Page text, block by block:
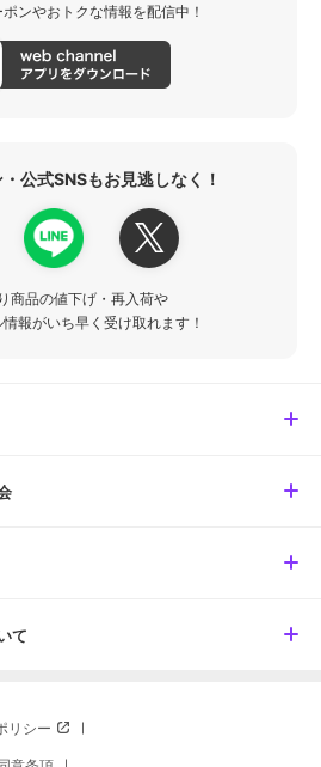
ンやおトクな情報を配信中！
公式SNSもお見逃しなく！
商品の値下げ・再入荷や
報がいち早く受け取れます！
て
リシー